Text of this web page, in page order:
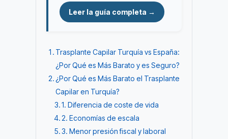
Leer la guía completa →
Trasplante Capilar Turquía vs España:
¿Por Qué es Más Barato y es Seguro?
¿Por Qué es Más Barato el Trasplante
Capilar en Turquía?
1. Diferencia de coste de vida
2. Economías de escala
3. Menor presión fiscal y laboral